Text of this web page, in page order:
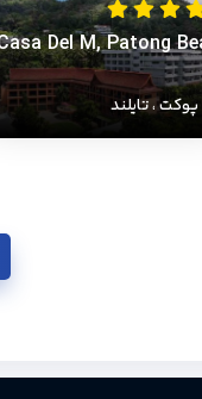
Del M, Patong
پوکت ، تایلند